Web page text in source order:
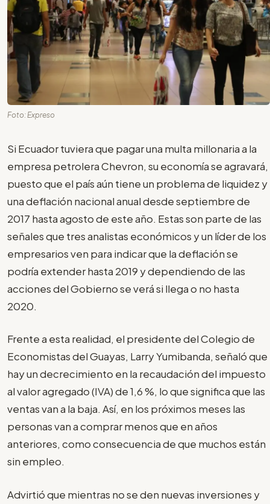
Foto: Expreso
Si Ecuador tuviera que pagar una multa millonaria a la
empresa petrolera Chevron, su economía se agravará,
puesto que el país aún tiene un problema de liquidez y
una deflación nacional anual desde septiembre de
2017 hasta agosto de este año. Estas son parte de las
señales que tres analistas económicos y un líder de los
empresarios ven para indicar que la deflación se
podría extender hasta 2019 y dependiendo de las
acciones del Gobierno se verá si llega o no hasta
2020.
Frente a esta realidad, el presidente del Colegio de
Economistas del Guayas, Larry Yumibanda, señaló que
hay un decrecimiento en la recaudación del impuesto
al valor agregado (IVA) de 1,6 %, lo que significa que las
ventas van a la baja. Así, en los próximos meses las
personas van a comprar menos que en años
anteriores, como consecuencia de que muchos están
sin empleo.
Advirtió que mientras no se den nuevas inversiones y